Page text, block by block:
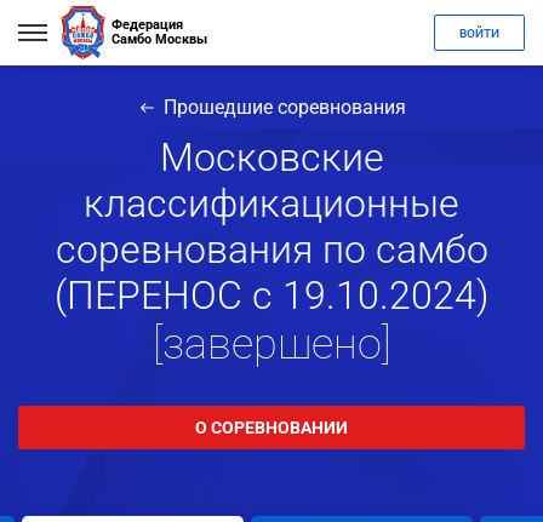
Федерация
Самбо Москвы
ВОЙТИ
Прошедшие соревнования
Московские
классификационные
соревнования по самбо
(ПЕРЕНОС с 19.10.2024)
[завершено]
О СОРЕВНОВАНИИ